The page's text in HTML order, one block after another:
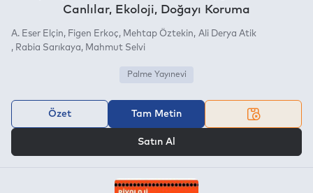
Canlılar, Ekoloji, Doğayı Koruma
A. Eser Elçin Figen Erkoç Mehtap Öztekin
Ali Derya Atik
Rabia Sarıkaya
Mahmut Selvi
Palme Yayınevi
Özet Tam Metin
Satın Al